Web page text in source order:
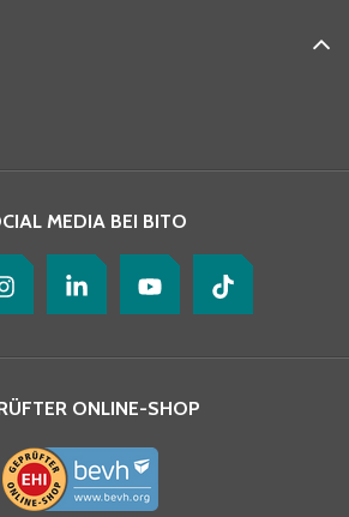
MEDIA BEI BITO
ONLINE-SHOP